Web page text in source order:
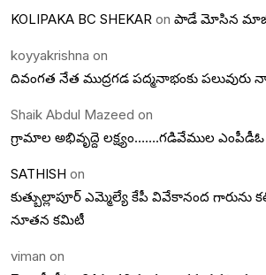
KOLIPAKA BC SHEKAR on పాడే మోసిన మాజీ
koyyakrishna on
దివంగత నేత ముద్రగడ పద్మనాభంకు
Shaik Abdul Mazeed on
గ్రామాల అభివృద్దె లక్ష్యం…….గడివేముల
SATHISH on
కుత్బుల్లాపూర్ ఎమ్మెల్యే కేపీ వివేకానంద గారును
నూతన కమిటీ
viman on